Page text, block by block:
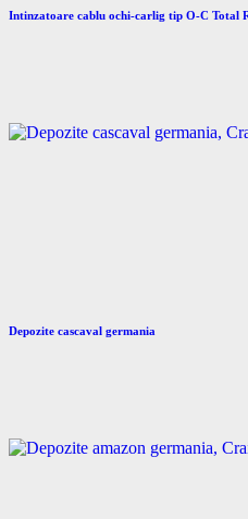
Intinzatoare cablu ochi-carlig tip O-C Total
Depozite cascaval germania